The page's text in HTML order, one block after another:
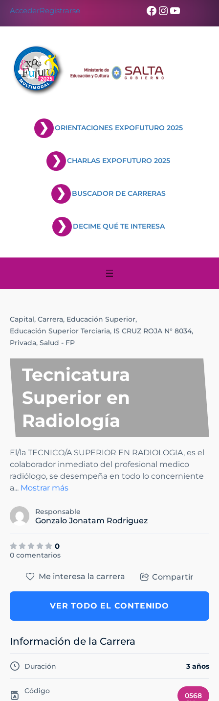
AccederRegistrarse Facebook
Instagram
YouTube
ORIENTACIONES EXPOFUTURO 2025
CHARLAS EXPOFUTURO 2025
BUSCADOR DE CARRERAS
DECIME QUÉ TE INTERESA
Capital, Carrera, Educación Superior,
Educación Superior Terciaria, IS CRUZ ROJA N° 8034,
Privada, Salud - FP
Tecnicatura
Superior en
Radiología
El/la TECNICO/A SUPERIOR EN RADIOLOGIA, es el
colaborador inmediato del profesional medico
radiólogo, se desempeña en todo lo concerniente
a... Mostrar más
Responsable
Gonzalo Jonatam Rodriguez
0
0 comentarios
Me interesa la carrera Compartir
VER TODO EL CONTENIDO
Información de la Carrera
Duración 3 años
Código
0568